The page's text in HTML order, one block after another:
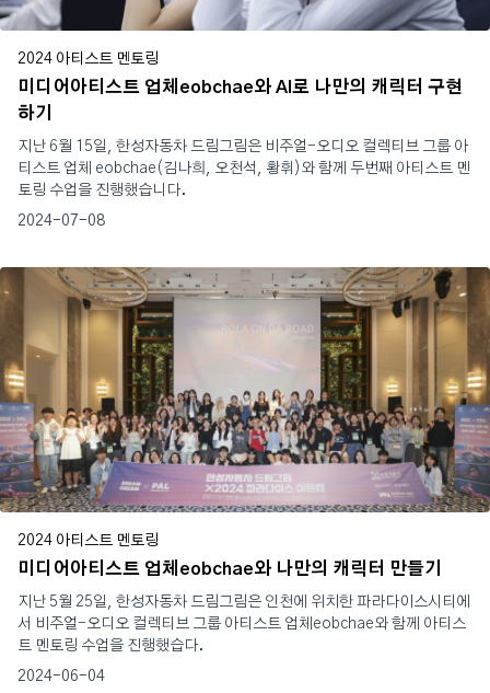
2024 아티스트 멘토링
미디어아티스트 업체eobchae와 AI로 나만의 캐릭터 구현
하기
지난 6월 15일, 한성자동차 드림그림은 비주얼-오디오 컬렉티브 그룹 아
티스트 업체 eobchae(김나희, 오천석, 황휘)와 함께 두번째 아티스트 멘
토링 수업을 진행했습니다.
2024-07-08
2024 아티스트 멘토링
미디어아티스트 업체eobchae와 나만의 캐릭터 만들기
지난 5월 25일, 한성자동차 드림그림은 인천에 위치한 파라다이스시티에
서 비주얼-오디오 컬렉티브 그룹 아티스트 업체eobchae와 함께 아티스
트 멘토링 수업을 진행했습다.
2024-06-04